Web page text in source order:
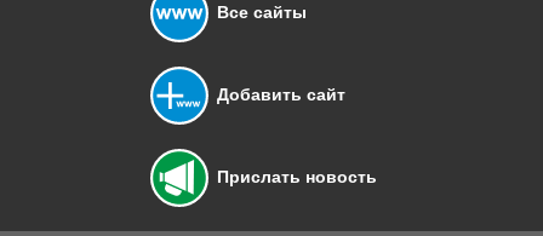
Все сайты
Добавить сайт
Прислать новость